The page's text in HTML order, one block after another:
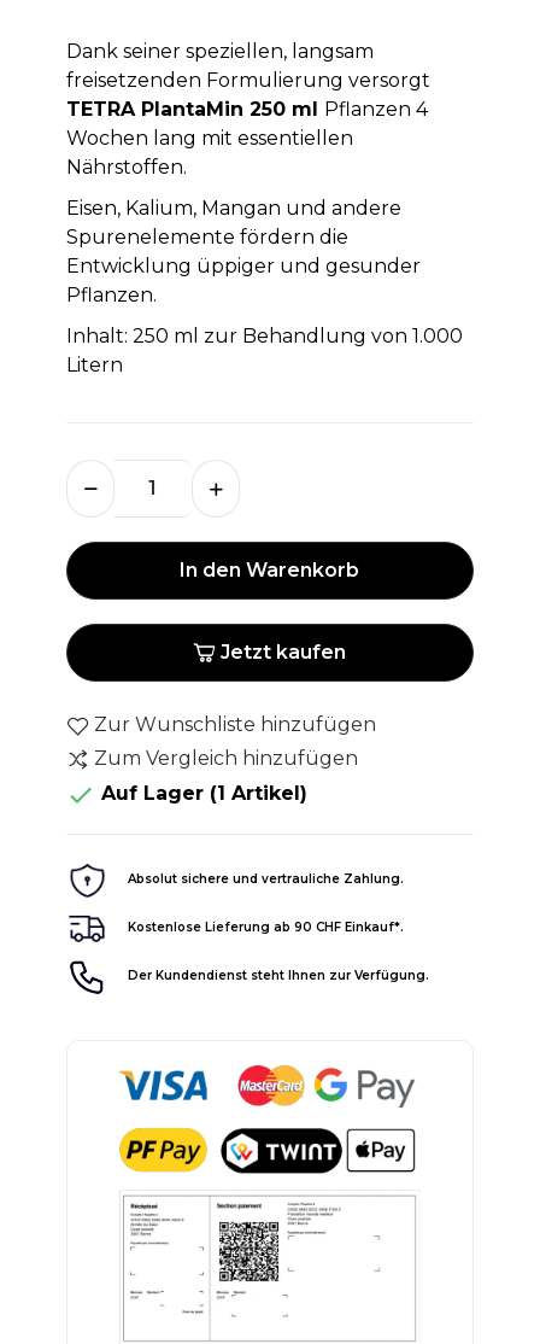
Dank seiner speziellen, langsam
freisetzenden Formulierung versorgt
TETRA PlantaMin 250 ml Pflanzen 4
Wochen lang mit essentiellen
Nährstoffen.
Eisen, Kalium, Mangan und andere
Spurenelemente fördern die
Entwicklung üppiger und gesunder
Pflanzen.
Inhalt: 250 ml zur Behandlung von 1.000
Litern
In den Warenkorb
Jetzt kaufen
Zur Wunschliste hinzufügen
Zum Vergleich hinzufügen
 Auf Lager (1 Artikel)
Absolut sichere und vertrauliche Zahlung.
Kostenlose Lieferung ab 90 CHF Einkauf*.
Der Kundendienst steht Ihnen zur Verfügung.